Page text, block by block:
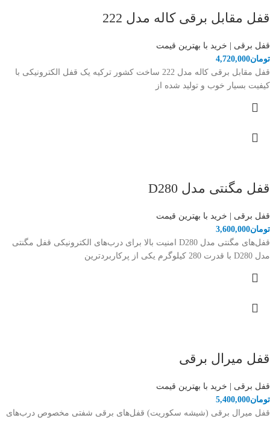
قفل مقابل برقی کاله مدل 222
قفل برقی | خرید با بهترین قیمت
تومان4,720,000
قفل مقابل برقی کاله مدل 222 ساخت کشور ترکیه یک قفل الکترونیکی با
کیفیت بسیار خوب و تولید شده از
قفل مگنتی مدل D280
قفل برقی | خرید با بهترین قیمت
تومان3,600,000
قفل‌های مگنتی مدل D280 امنیت بالا برای درب‌های الکترونیکی قفل مگنتی
مدل D280 با قدرت 280 کیلوگرم یکی از پرکاربردترین
قفل میرال برقی
قفل برقی | خرید با بهترین قیمت
تومان5,400,000
قفل میرال برقی (شیشه سکوریت) قفل‌های برقی شفتی مخصوص درب‌های